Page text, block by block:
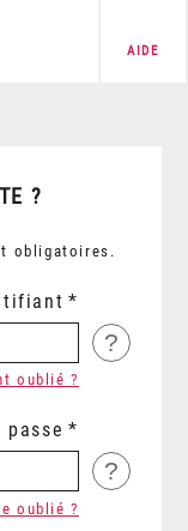
AIDE
?
obligatoires.
?
oublié ?
passe
?
oublié ?